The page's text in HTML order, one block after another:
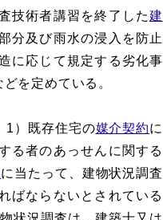
技術者講習を終了した建
分及び雨水の浸入を防止
に応じて規定する劣化事
を定めている。
1）既存住宅の媒介契約に
る者のあっせんに関する
に当たって、建物状況調査
ばならないとされている